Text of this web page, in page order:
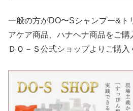
一般の方がDO〜Sシャンプー&ト
アケア商品、ハナヘナ商品をご
ＤＯ－Ｓ公式ショップよりご購入